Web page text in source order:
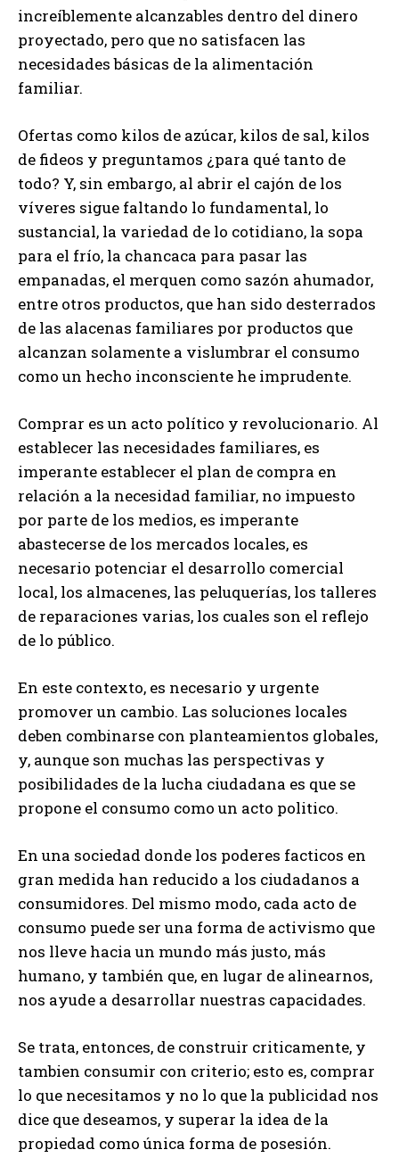
increíblemente alcanzables dentro del dinero
proyectado, pero que no satisfacen las
necesidades básicas de la alimentación
familiar.
Ofertas como kilos de azúcar, kilos de sal, kilos
de fideos y preguntamos ¿para qué tanto de
todo? Y, sin embargo, al abrir el cajón de los
víveres sigue faltando lo fundamental, lo
sustancial, la variedad de lo cotidiano, la sopa
para el frío, la chancaca para pasar las
empanadas, el merquen como sazón ahumador,
entre otros productos, que han sido desterrados
de las alacenas familiares por productos que
alcanzan solamente a vislumbrar el consumo
como un hecho inconsciente he imprudente.
Comprar es un acto político y revolucionario. Al
establecer las necesidades familiares, es
imperante establecer el plan de compra en
relación a la necesidad familiar, no impuesto
por parte de los medios, es imperante
abastecerse de los mercados locales, es
necesario potenciar el desarrollo comercial
local, los almacenes, las peluquerías, los talleres
de reparaciones varias, los cuales son el reflejo
de lo público.
En este contexto, es necesario y urgente
promover un cambio. Las soluciones locales
deben combinarse con planteamientos globales,
y, aunque son muchas las perspectivas y
posibilidades de la lucha ciudadana es que se
propone el consumo como un acto politico.
En una sociedad donde los poderes facticos en
gran medida han reducido a los ciudadanos a
consumidores. Del mismo modo, cada acto de
consumo puede ser una forma de activismo que
nos lleve hacia un mundo más justo, más
humano, y también que, en lugar de alinearnos,
nos ayude a desarrollar nuestras capacidades.
Se trata, entonces, de construir criticamente, y
tambien consumir con criterio; esto es, comprar
lo que necesitamos y no lo que la publicidad nos
dice que deseamos, y superar la idea de la
propiedad como única forma de posesión.